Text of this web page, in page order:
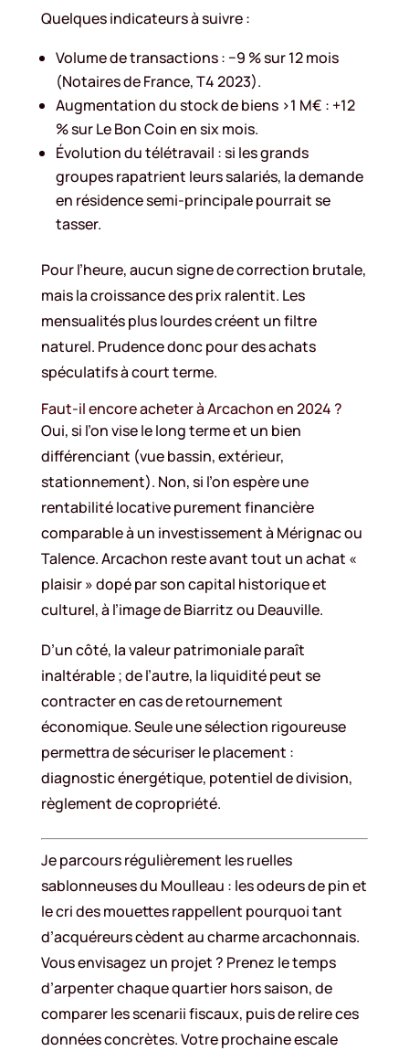
Quelques indicateurs à suivre :
Volume de transactions : −9 % sur 12 mois
(Notaires de France, T4 2023).
Augmentation du stock de biens >1 M€ : +12
% sur Le Bon Coin en six mois.
Évolution du télétravail : si les grands
groupes rapatrient leurs salariés, la demande
en résidence semi-principale pourrait se
tasser.
Pour l’heure, aucun signe de correction brutale,
mais la croissance des prix ralentit. Les
mensualités plus lourdes créent un filtre
naturel. Prudence donc pour des achats
spéculatifs à court terme.
Faut-il encore acheter à Arcachon en 2024 ?
Oui, si l’on vise le long terme et un bien
différenciant (vue bassin, extérieur,
stationnement). Non, si l’on espère une
rentabilité locative purement financière
comparable à un investissement à Mérignac ou
Talence. Arcachon reste avant tout un achat «
plaisir » dopé par son capital historique et
culturel, à l’image de Biarritz ou Deauville.
D’un côté, la valeur patrimoniale paraît
inaltérable ; de l’autre, la liquidité peut se
contracter en cas de retournement
économique. Seule une sélection rigoureuse
permettra de sécuriser le placement :
diagnostic énergétique, potentiel de division,
règlement de copropriété.
Je parcours régulièrement les ruelles
sablonneuses du Moulleau : les odeurs de pin et
le cri des mouettes rappellent pourquoi tant
d’acquéreurs cèdent au charme arcachonnais.
Vous envisagez un projet ? Prenez le temps
d’arpenter chaque quartier hors saison, de
comparer les scenarii fiscaux, puis de relire ces
données concrètes. Votre prochaine escale